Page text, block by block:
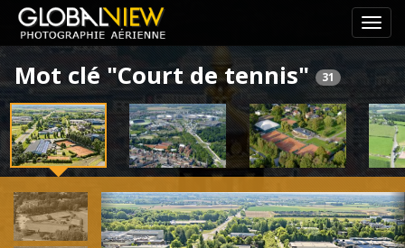
le
menu
de
Mot clé "Court de tennis" 31
Previous